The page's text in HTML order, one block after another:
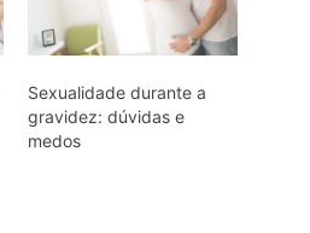
Sexualidade durante a
gravidez: dúvidas e
medos